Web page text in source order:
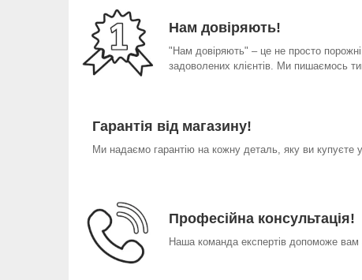
Нам довіряють!
"Нам довіряють" – це не просто
задоволених клієнтів. Ми пишаємось
Гарантія від магазину!
Ми надаємо гарантію на кожну деталь, яку ви купуєте у
Професійна консультація!
Наша команда експертів допоможе вам